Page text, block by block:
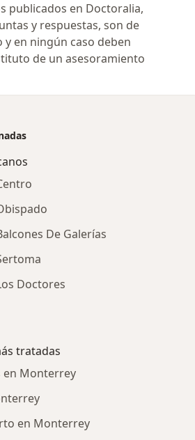
publicados en Doctoralia,
y respuestas, son de
en ningún caso deben
de un asesoramiento
De Galerías
Doctores
tratadas
en Monterrey
en Monterrey